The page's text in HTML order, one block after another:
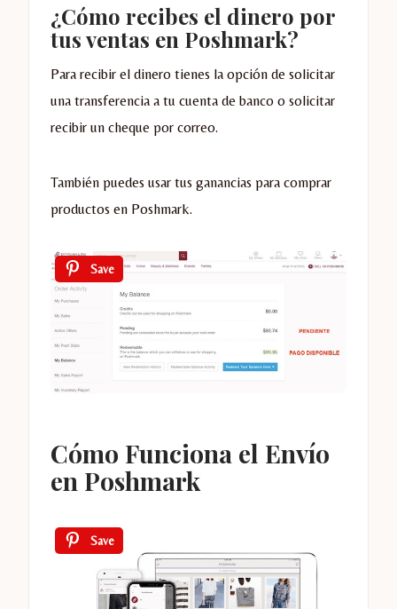
¿Cómo recibes el dinero por
tus ventas en Poshmark?
Para recibir el dinero tienes la opción de solicitar
una transferencia a tu cuenta de banco o solicitar
recibir un cheque por correo.
También puedes usar tus ganancias para comprar
productos en Poshmark.
Save
Cómo Funciona el Envío
en Poshmark
Save